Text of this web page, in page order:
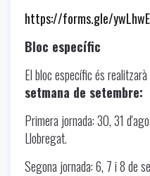
https://forms.gle/
Bloc específic
El bloc específic és realitzarà
setmana de setembre:
Primera jornada: 30, 31
Llobregat.
Segona jornada: 6, 7 i 8 de